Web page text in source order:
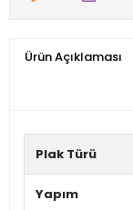
Ürün Açıklaması
Plak Türü
Yapım